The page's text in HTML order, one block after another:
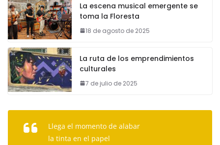
La escena musical emergente se
toma la Floresta
18 de agosto de 2025
La ruta de los emprendimientos
culturales
7 de julio de 2025
Llega el momento de alabar
la tinta en el papel